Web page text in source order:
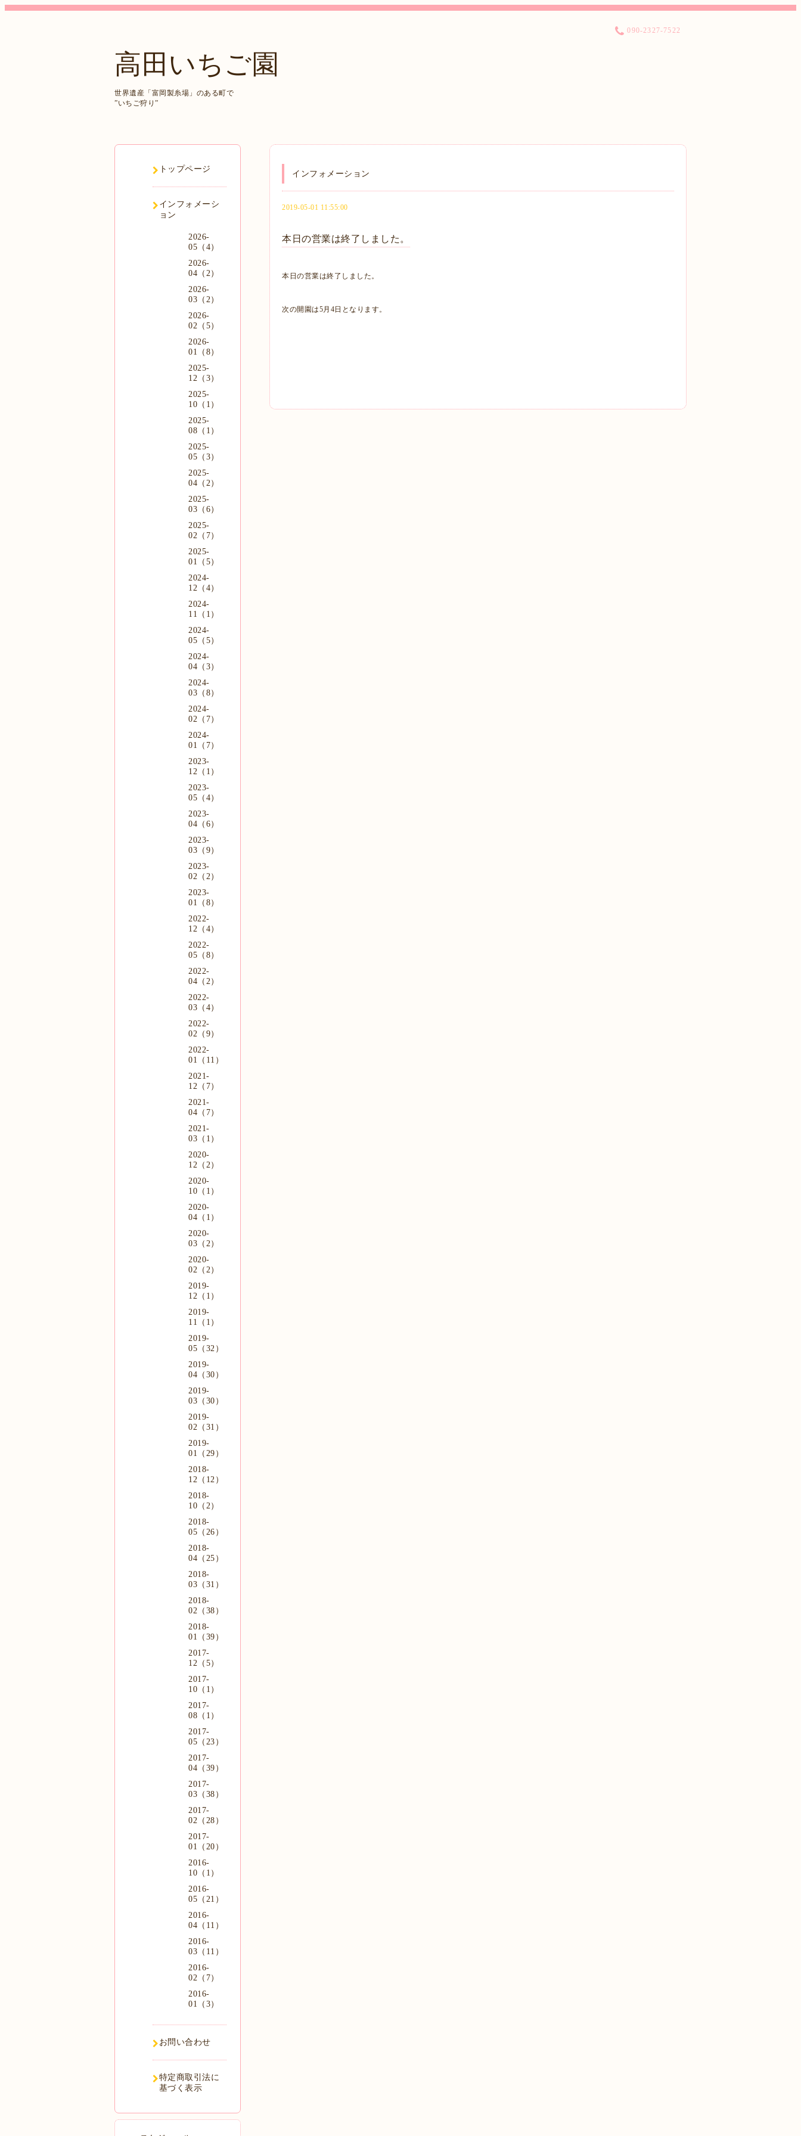
高田いちご園
世界遺産「富岡製糸場」のある町で
”いちご狩り”
090-2327-7522
インフォメーション
2019-05-01 11:55:00
本日の営業は終了しました。
本日の営業は終了しました。
次の開園は5月4日となります。
トップページ
インフォメーシ
ョン
2026-
05（4）
2026-
04（2）
2026-
03（2）
2026-
02（5）
2026-
01（8）
2025-
12（3）
2025-
10（1）
2025-
08（1）
2025-
05（3）
2025-
04（2）
2025-
03（6）
2025-
02（7）
2025-
01（5）
2024-
12（4）
2024-
11（1）
2024-
05（5）
2024-
04（3）
2024-
03（8）
2024-
02（7）
2024-
01（7）
2023-
12（1）
2023-
05（4）
2023-
04（6）
2023-
03（9）
2023-
02（2）
2023-
01（8）
2022-
12（4）
2022-
05（8）
2022-
04（2）
2022-
03（4）
2022-
02（9）
2022-
01（11）
2021-
12（7）
2021-
04（7）
2021-
03（1）
2020-
12（2）
2020-
10（1）
2020-
04（1）
2020-
03（2）
2020-
02（2）
2019-
12（1）
2019-
11（1）
2019-
05（32）
2019-
04（30）
2019-
03（30）
2019-
02（31）
2019-
01（29）
2018-
12（12）
2018-
10（2）
2018-
05（26）
2018-
04（25）
2018-
03（31）
2018-
02（38）
2018-
01（39）
2017-
12（5）
2017-
10（1）
2017-
08（1）
2017-
05（23）
2017-
04（39）
2017-
03（38）
2017-
02（28）
2017-
01（20）
2016-
10（1）
2016-
05（21）
2016-
04（11）
2016-
03（11）
2016-
02（7）
2016-
01（3）
お問い合わせ
特定商取引法に
基づく表示